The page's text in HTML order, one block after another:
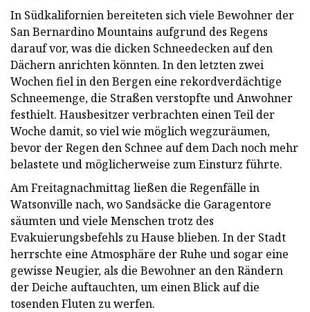
In Südkalifornien bereiteten sich viele Bewohner der
San Bernardino Mountains aufgrund des Regens
darauf vor, was die dicken Schneedecken auf den
Dächern anrichten könnten. In den letzten zwei
Wochen fiel in den Bergen eine rekordverdächtige
Schneemenge, die Straßen verstopfte und Anwohner
festhielt. Hausbesitzer verbrachten einen Teil der
Woche damit, so viel wie möglich wegzuräumen,
bevor der Regen den Schnee auf dem Dach noch mehr
belastete und möglicherweise zum Einsturz führte.
Am Freitagnachmittag ließen die Regenfälle in
Watsonville nach, wo Sandsäcke die Garagentore
säumten und viele Menschen trotz des
Evakuierungsbefehls zu Hause blieben. In der Stadt
herrschte eine Atmosphäre der Ruhe und sogar eine
gewisse Neugier, als die Bewohner an den Rändern
der Deiche auftauchten, um einen Blick auf die
tosenden Fluten zu werfen.